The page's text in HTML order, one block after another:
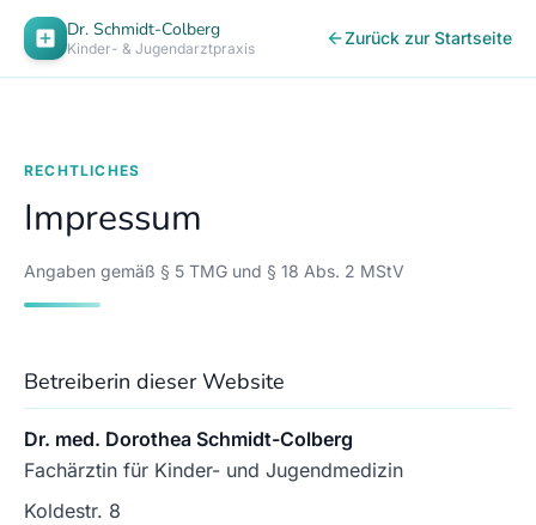
Dr. Schmidt-Colberg
Kinder- & Jugendarztpraxis
Zurück zur Startseite
RECHTLICHES
Impressum
Angaben gemäß § 5 TMG und § 18 Abs. 2 MStV
Betreiberin dieser Website
Dr. med. Dorothea Schmidt-Colberg
Fachärztin für Kinder- und Jugendmedizin
Koldestr. 8